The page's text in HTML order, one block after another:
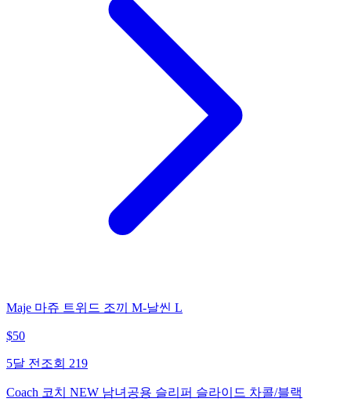
Maje 마쥬 트위드 조끼 M-날씬 L
$50
5달 전 조회 219
Coach 코치 NEW 남녀공용 슬리퍼 슬라이드 차콜/블랙